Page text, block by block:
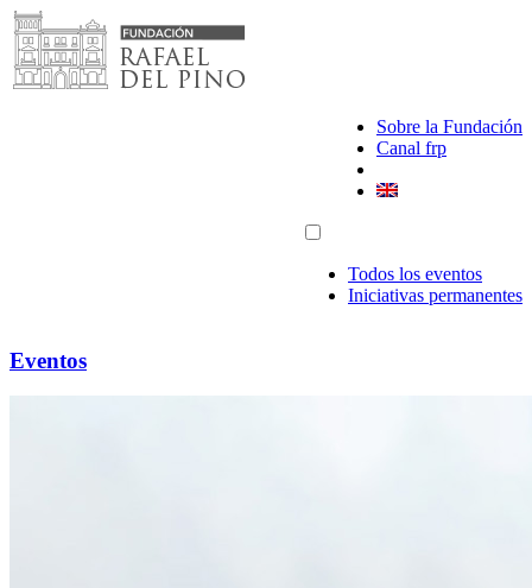
Saltar
al
contenido
Sobre la Fundación
Canal frp
Todos los eventos
Iniciativas permanentes
Eventos